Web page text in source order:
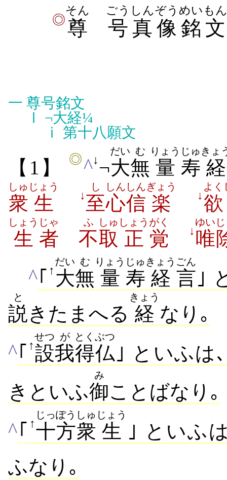
◎尊
そん
号
ごう
真像
しんぞう
銘文
めいもん
一 尊号銘文
Ⅰ
¬大経¼
ⅰ
第十八願文
【1】 ◎^↓ ¬大
だい
無
む
量
りょう
寿
じゅ
経
きょ
衆
しゅ
生
じょう
↓至
し
心
しん
信
しん
楽
ぎょう
↓欲
よく
生
しょう
者
じゃ
不
ふ
取
しゅ
正
しょう
覚
がく
↓ 唯
ゆい
^｢ ↑ 大
だい
無
む
量
りょう
寿
じゅ
経
きょう
言
ごん
｣
説
と
きたまへる 経
きょう
なり｡
^｢ ↑設
せつ
我
が
得仏
とくぶつ
｣ といふは
きといふ御
み
ことばなり｡
^｢ ↑十方
じっぽう
衆
しゅ
生
じょう
｣ といふ
ふなり｡